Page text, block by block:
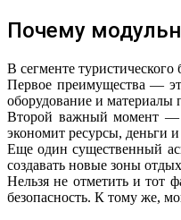
Почему
В сегменте
Первое преимущества —
оборудование и материалы
Второй важный момент —
экономит ресурсы, деньги
Еще один существенный
создавать новые зоны
Нельзя не отметить и тот
безопасность. К тому же,